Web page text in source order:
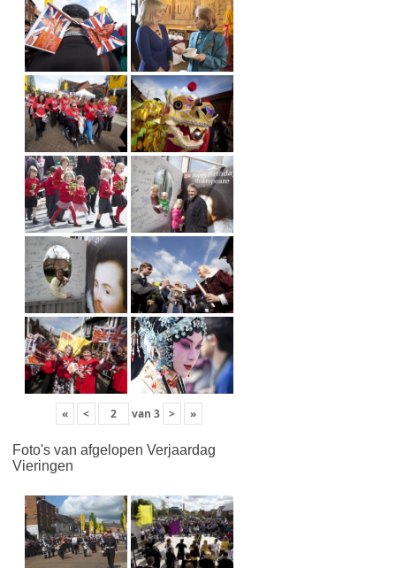
« < van 3 > »
Foto's van afgelopen Verjaardag
Vieringen